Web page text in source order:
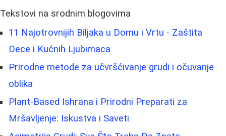
Tekstovi na srodnim blogovima
11 Najotrovnijih Biljaka u Domu i Vrtu - Zaštita
Dece i Kućnih Ljubimaca
Prirodne metode za učvršćivanje grudi i očuvanje
oblika
Plant-Based Ishrana i Prirodni Preparati za
Mršavljenje: Iskustva i Saveti